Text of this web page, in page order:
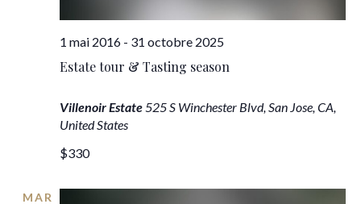
Estate tour & Tasting season
1 mai 2016- 31 octobre 2025
Villenoir Estate525 S Winchester Blvd, San Jose, CA,
United States
$330
MAR